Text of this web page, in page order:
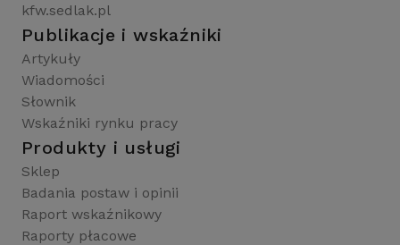
kfw.sedlak.pl
Publikacje i wskaźniki
Artykuły
Wiadomości
Słownik
Wskaźniki rynku pracy
Produkty i usługi
Sklep
Badania postaw i opinii
Raport wskaźnikowy
Raporty płacowe